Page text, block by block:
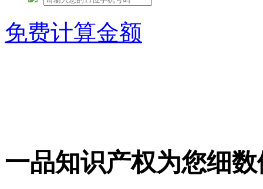
免费计算金额
一品知识产权为您细